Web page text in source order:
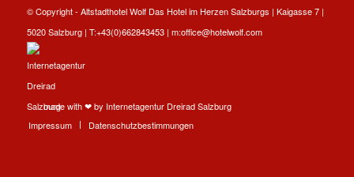
© Copyright - Altstadthotel WolfDas Hotel im Herzen Salzburgs | Kaigasse 7 |
5020 Salzburg | T:+43(0)662843453| m:office@hotelwolf.com
made with ❤ by Internetagentur Dreirad Salzburg
Impressum
Datenschutzbestimmungen